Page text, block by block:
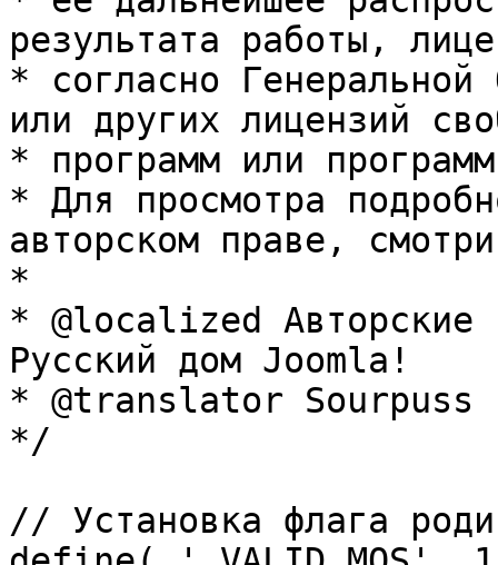
результата работы,
* согласно Генеральной
или других лицензий
* программ или
* Для просмотра
авторском праве,
*
* @localized Авторские
Русский дом Joomla!
* @translator Sourpuss
*/
// Установка флага